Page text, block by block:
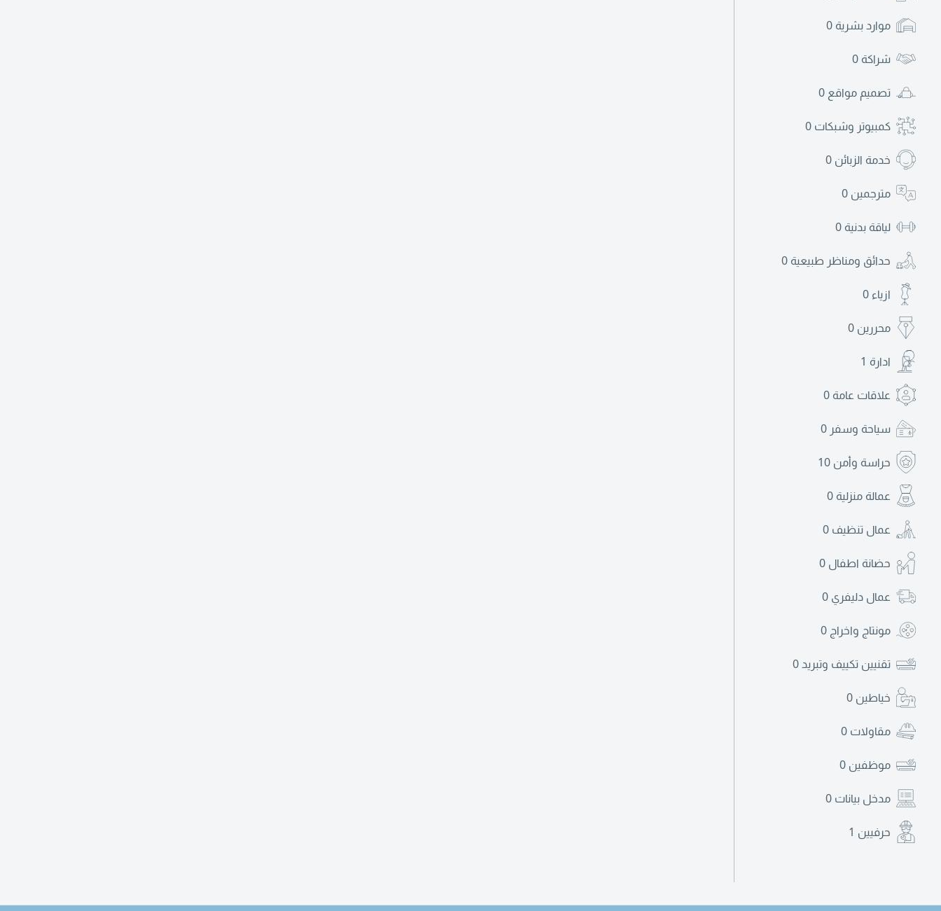
موارد بشرية 0
شراكة 0
تصميم مواقع 0
كمبيوتر وشبكات 0
خدمة الزبائن 0
مترجمين 0
لياقة بدنية 0
حدائق ومناظر طبيعية 0
ازياء 0
محررين 0
ادارة 1
علاقات عامة 0
سياحة وسفر 0
حراسة وأمن 10
عمالة منزلية 0
عمال تنظيف 0
حضانة اطفال 0
عمال دليفري 0
مونتاج واخراج 0
تقنيين تكييف وتبريد0
خياطين 0
مقاولات 0
موظفين 0
مدخل بيانات 0
حرفيين 1